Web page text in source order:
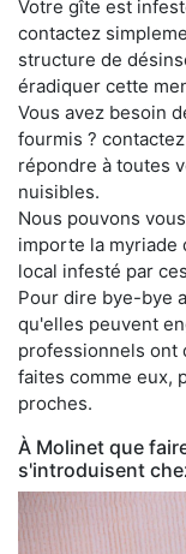
Votre gîte est
contactez
structure de
éradiquer cette
Vous avez besoin
fourmis ?
répondre à toutes
nuisibles.
Nous pouvons
importe la myriade
local infesté par
Pour dire bye-bye
qu'elles peuvent
professionnels ont
faites comme eux,
proches.
À Molinet que
s'introduisent